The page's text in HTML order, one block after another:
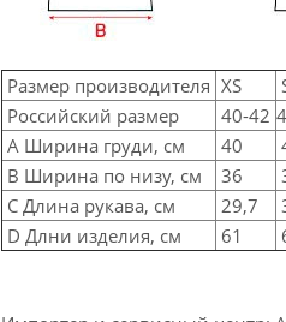
Размер производителя XS
Российский размер
40-42
А Ширина груди, см
40
В Ширина по низу, см
36
С Длина рукава, см
29,7
D Длни изделия, см
61